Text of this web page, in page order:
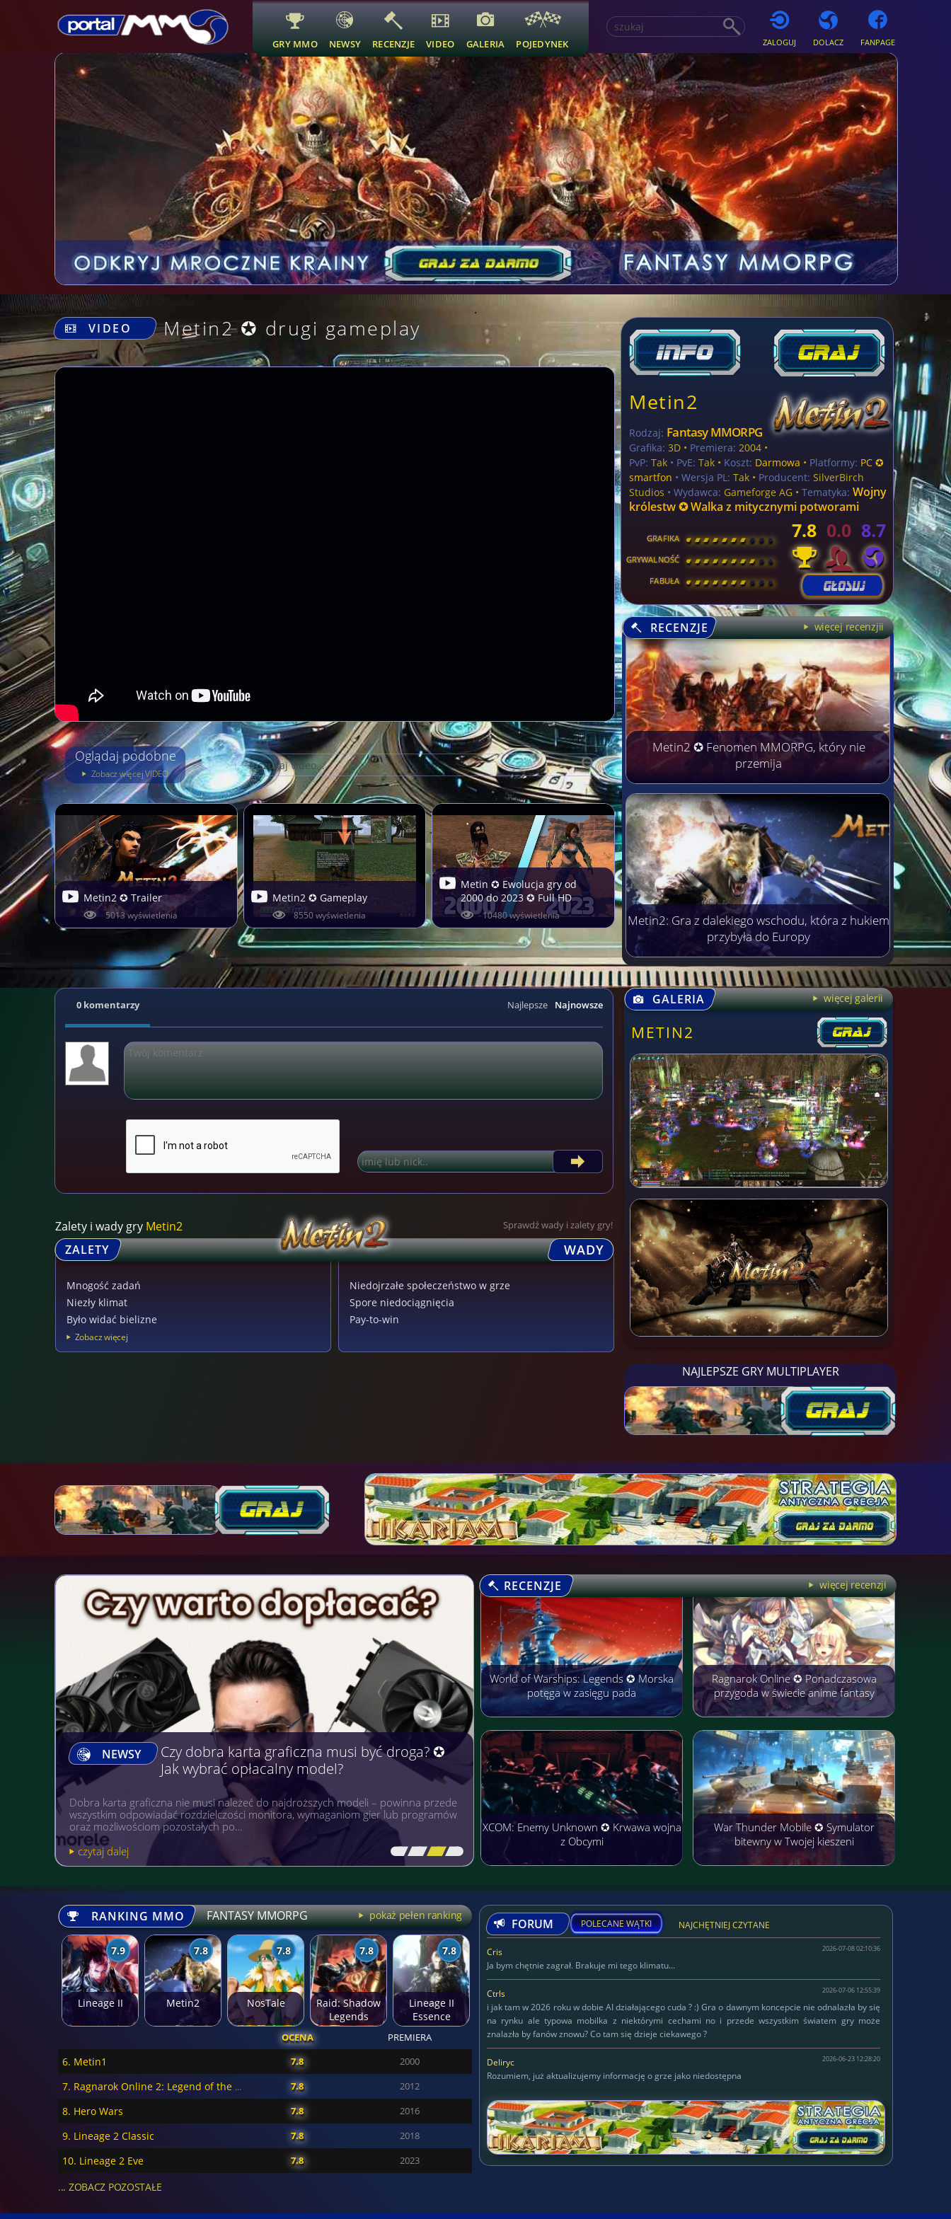
GRY MMO NEWSY RECENZJE VIDEO GALERIA POJEDYNEK ZALOGUJ DOLACZ FANPAGE
.
VIDEO
Metin2 ✪ drugi gameplay
Oglądaj podobne
Zobacz więcej VIDEO
Metin2 ✪ Trailer
5013 wyświetlenia
Metin2 ✪ Gameplay
8550 wyświetlenia
Metin ✪ Ewolucja gry od
2000 do 2023 ✪ Full HD
10480 wyświetlenia
Metin2
Rodzaj: Fantasy MMORPG
Grafika: 3D • Premiera: 2004 •
PvP: Tak • PvE: Tak • Koszt: Darmowa • Platformy: PC ✪
smartfon • Wersja PL: Tak • Producent: SilverBirch
Studios • Wydawca: Gameforge AG •Tematyka: Wojny
królestw ✪ Walka z mitycznymi potworami
GRAFIKA [ \ \ \ \ \ \ \ \ ]
GRYWALNOŚĆ [ \ \ \ \ \ \ \ \ ]
FABUŁA [ \ \ \ \ \ \ \ \ ]
7.8 0.0 8.7
RECENZJE więcej recenzjii
Metin2 ✪ Fenomen MMORPG, który nie
przemija
Metin2: Gra z dalekiego wschodu, która z hukiem
przybyła do Europy
Najnowsze
Najlepsze
0 komentarzy
Zalety i wady gry Metin2 Sprawdź wady i zalety gry!
ZALETY WADY
Mnogość zadań
Niezły klimat
Było widać bielizne
Zobacz więcej
Niedojrzałe społeczeństwo w grze
Spore niedociągnięcia
Pay-to-win
GALERIA więcej galerii
METIN2
NAJLEPSZE GRY MULTIPLAYER
NEWSY Gry, na których można Zarobić Pieniądze
Gry komputerowe, mobilne i na wielu różnych platformach cieszą się niezwykłą
popularnością niezależnie od wieku. A gdyby tak połączyć przyjemne z
pożytecznym? Warto wówczas postawić sobi…
czytaj dalej
[\ \\ \\ \]
RECENZJE więcej recenzji
World of Warships: Legends ✪ Morska
potęga w zasięgu pada
Ragnarok Online ✪ Ponadczasowa
przygoda w świecie anime fantasy
XCOM: Enemy Unknown ✪ Krwawa wojna
z Obcymi
War Thunder Mobile ✪ Symulator
bitewny w Twojej kieszeni
RANKING MMO FANTASY MMORPG pokaż pełen ranking
7.9
Lineage II
7.8
Metin2
7.8
NosTale
7.8
Raid: Shadow
Legends
7.8
Lineage II
Essence
OCENA PREMIERA
6. Metin1 7.8 2000
7. Ragnarok Online 2: Legend of the Second 7.8 2012
8. Hero Wars 7.8 2016
9. Lineage 2 Classic 7.8 2018
10. Lineage 2 Eve 7.8 2023
... ZOBACZ POZOSTAŁE
FORUM POLECANE WĄTKI NAJCHĘTNIEJ CZYTANE
Cris 2026-07-08 02:10:36
Ja bym chętnie zagrał. Brakuje mi tego klimatu...
Ctrls 2026-07-06 12:55:39
i jak tam w 2026 roku w dobie AI działającego cuda ? :) Gra o dawnym koncepcie nie odnalazła by się
na rynku ale typowa mobilka z niektórymi cechami no i przede wszystkim światem gry może
znalazła by fanów znowu? Co tam się dzieje ciekawego ?
Deliryc
Deliryc
KAPITAN
125
427
W serwisie od
2015-10-14
Lokalizacja:
Status:własna firma
WWW:https://ski-jumps.pl/
Gram w:Delirium ;)
Ulubione gatunki:mmorpg, strategiczne, inne
2026-06-23 12:28:20
Rozumiem, już aktualizujemy informację o grze jako niedostępna